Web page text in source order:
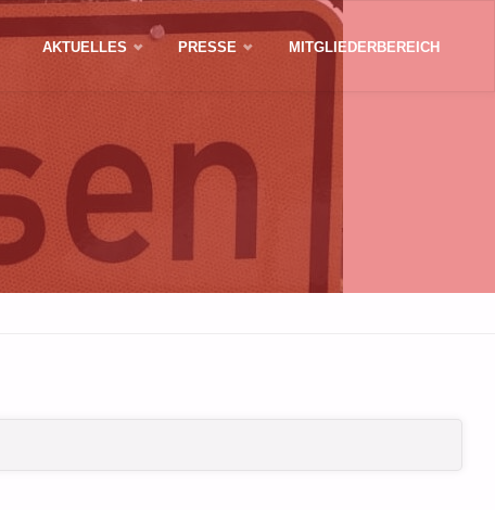
AKTUELLES PRESSE MITGLIEDERBEREICH